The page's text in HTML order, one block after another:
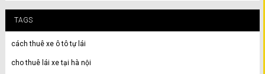
TAGS
cách thuê xe ô tô tự lái
cho thuê lái xe tại hà nội